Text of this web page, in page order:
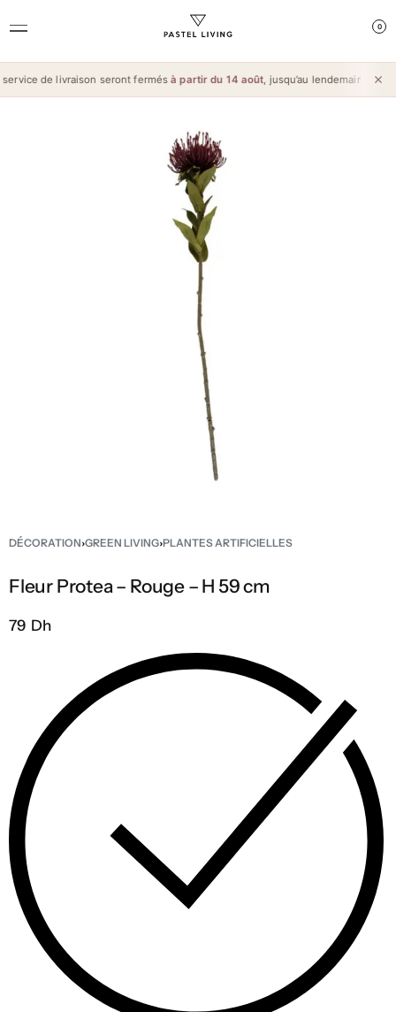
0
de livraison seront fermésà partir du 14 août, jusqu’au lendemain de l’
DÉCORATION›GREEN LIVING›PLANTES ARTIFICIELLES
Fleur Protea – Rouge – H 59 cm
79 Dh